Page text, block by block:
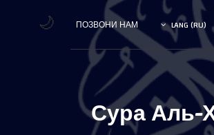
LANG (RU)
ПОЗВОНИ НАМ
Сура Аль-
🌙